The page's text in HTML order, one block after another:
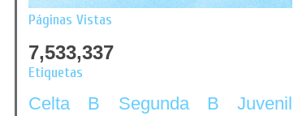
Páginas Vistas
7,533,337
Etiquetas
Celta B Segunda B
Juvenil